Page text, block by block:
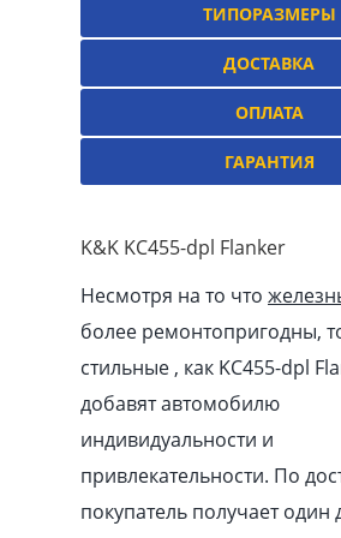
ТИПОРАЗМЕРЫ
ДОСТАВКА
ОПЛАТА
ГАРАНТИЯ
K&K KC455-dpl Flanker
Несмотря на то что
более ремонтопригодны,
стильные , как KC455-dpl
добавят автомобилю
индивидуальности и
привлекательности. По
покупатель получает один